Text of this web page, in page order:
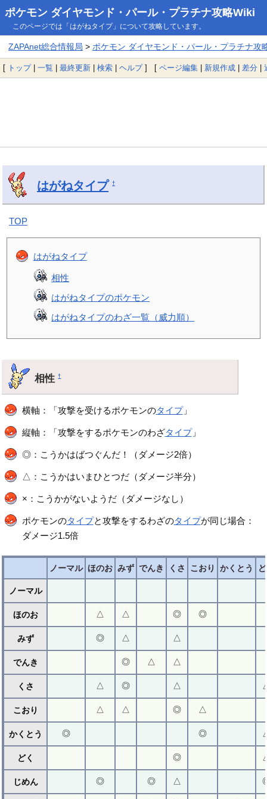
ポケモン ダイヤモンド・パール・プラチナ攻略Wiki
このページでは「はがねタイプ」について攻略しています。
ZAPAnet総合情報局 > ポケモン ダイヤモンド・パール・プラチナ攻
[ トップ| 一覧 | 最終更新 | 検索 | ヘルプ] [ ページ編集 | 新規作成 | 差分 |
はがねタイプ †
TOP
はがねタイプ
相性
はがねタイプのポケモン
はがねタイプのわざ一覧（威力順）
相性†
横軸：「攻撃を受けるポケモンのタイプ」
縦軸：「攻撃をするポケモンのわざタイプ」
◎：こうかはばつぐんだ！（ダメージ2倍）
△：こうかはいまひとつだ（ダメージ半分）
×：こうかがないようだ（ダメージなし）
ポケモンのタイプと攻撃をするわざのタイプが同じ場合：
ダメージ1.5倍
ノーマル ほのお みず でんき くさ こおり かくとう
ノーマル
ほのお △ △ ◎ ◎
みず ◎ △ △
でんき ◎ △ △
くさ △ ◎ △
こおり △ △ ◎ △
かくとう ◎ ◎
どく ◎
じめん ◎ ◎ △